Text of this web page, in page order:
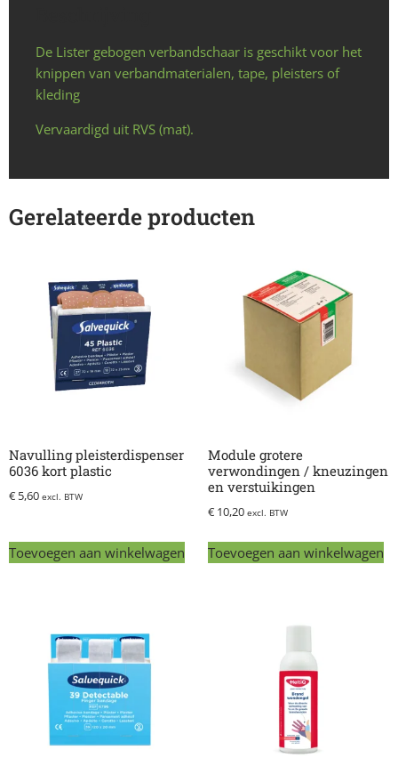
De Lister gebogen verbandschaar is geschikt voor het
knippen van verbandmaterialen, tape, pleisters of
kleding
Vervaardigd uit RVS (mat).
Gerelateerde producten
Navulling pleisterdispenser
6036 kort plastic
€ 5,60 excl. BTW
Toevoegen aan winkelwagen
Module grotere
verwondingen / kneuzingen
en verstuikingen
€ 10,20 excl. BTW
Toevoegen aan winkelwagen